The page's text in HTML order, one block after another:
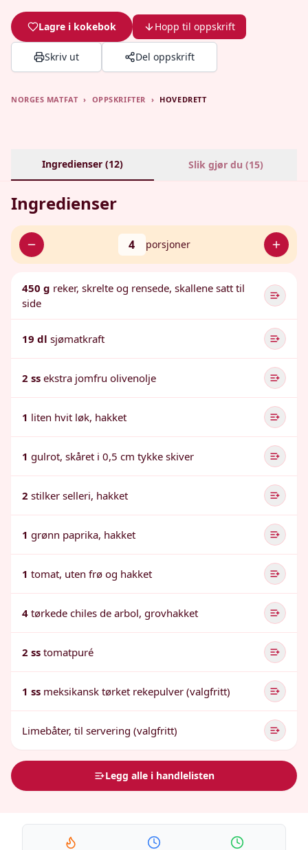
Lagre i kokebok Hopp til oppskrift
Skriv ut Del oppskrift
NORGES MATFAT › OPPSKRIFTER › HOVEDRETT
Ingredienser (12) Slik gjør du (15)
Ingredienser
4 porsjoner
450 g reker, skrelte og rensede, skallene satt til
side
19 dl sjømatkraft
2 ss ekstra jomfru olivenolje
1 liten hvit løk, hakket
1 gulrot, skåret i 0,5 cm tykke skiver
2 stilker selleri, hakket
1 grønn paprika, hakket
1 tomat, uten frø og hakket
4 tørkede chiles de arbol, grovhakket
2 ss tomatpuré
1 ss meksikansk tørket rekepulver (valgfritt)
Limebåter, til servering (valgfritt)
Legg alle i handlelisten